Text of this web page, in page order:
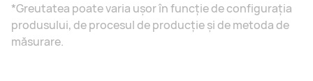
*Greutatea poate varia ușor în funcție de configurația
produsului, de procesul de producție și de metoda de
măsurare.